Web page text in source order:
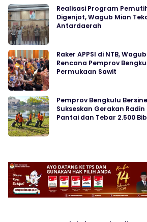
Realisasi Program
Digenjot, Wagub Mian
Antardaerah
Raker APPSI di NTB,
Rencana Pemprov
Permukaan Sawit
Pemprov Bengkulu
Sukseskan Gerakan
Pantai dan Tebar 2.500